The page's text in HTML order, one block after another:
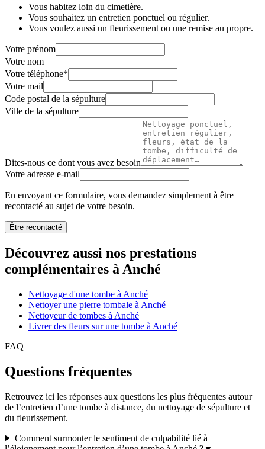
Vous habitez loin du cimetière.
Vous souhaitez un entretien ponctuel ou régulier.
Vous voulez aussi un fleurissement ou une remise au propre.
Votre prénom
Votre nom
Votre téléphone*
Votre mail
Code postal de la sépulture
Ville de la sépulture
Dites-nous ce dont vous avez besoin
Votre adresse e-mail
En envoyant ce formulaire, vous demandez simplement à être
recontacté au sujet de votre besoin.
Être recontacté
Découvrez aussi nos prestations
complémentaires à Anché
Nettoyage d'une tombe à Anché
Nettoyer une pierre tombale à Anché
Nettoyeur de tombes à Anché
Livrer des fleurs sur une tombe à Anché
FAQ
Questions fréquentes
Retrouvez ici les réponses aux questions les plus fréquentes autour
de l’entretien d’une tombe à distance, du nettoyage de sépulture et
du fleurissement.
Comment surmonter le sentiment de culpabilité lié à